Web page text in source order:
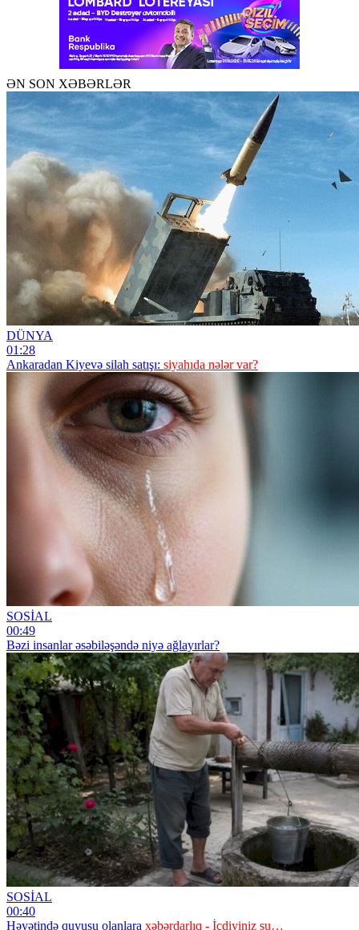
ƏN SON XƏBƏRLƏR
DÜNYA
01:28
Ankaradan Kiyevə silah satışı: siyahıda nələr var?
SOSİAL
00:49
Bəzi insanlar əsəbiləşəndə niyə ağlayırlar?
SOSİAL
00:40
Həyətində quyusu olanlara xəbərdarlıq - İçdiyiniz su…